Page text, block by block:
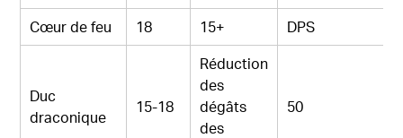
Cœur de feu
18 15+ DPS
Duc
draconique
15-18
Réduction
des
dégâts
des
50